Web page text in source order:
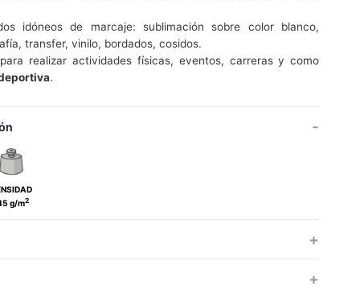
idóneos de marcaje: sublimación sobre color blanco,
transfer, vinilo, bordados, cosidos.
realizar actividades físicas, eventos, carreras y como
.
g/m2